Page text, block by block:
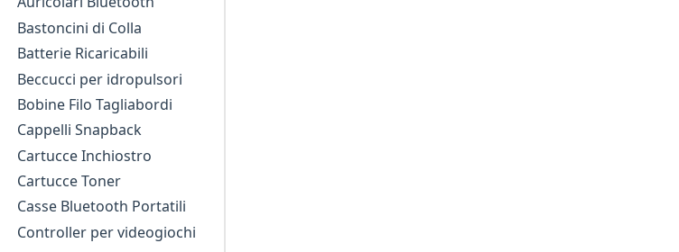
Bastoncini di Colla
Batterie Ricaricabili
Beccucci per idropulsori
Bobine Filo Tagliabordi
Cappelli Snapback
Cartucce Inchiostro
Cartucce Toner
Casse Bluetooth Portatili
Controller per videogiochi